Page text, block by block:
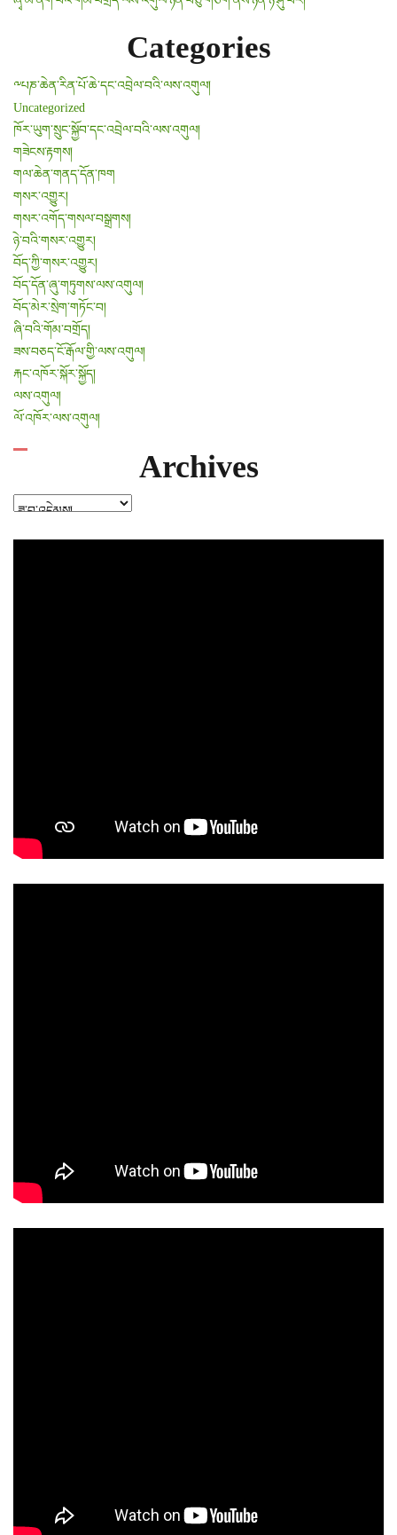
Categories
༸པཎ་ཆེན་རིན་པོ་ཆེ་དང་འབྲེལ་བའི་ལས་འགུལ།
Uncategorized
ཁོར་ཡུག་སྲུང་སྐྱོབ་དང་འབྲེལ་བའི་ལས་འགུལ།
གཟེངས་རྟགས།
གལ་ཆེན་གནད་དོན་ཁག
གསར་འགྱུར།
གསར་འགོད་གསལ་བསྒྲགས།
ཉེ་བའི་གསར་འགྱུར།
བོད་ཀྱི་གསར་འགྱུར།
བོད་དོན་ཞུ་གཏུགས་ལས་འགུལ།
བོད་མེར་སྲེག་གཏོང་བ།
ཞི་བའི་གོམ་བགྲོད།
ཟས་བཅད་ངོ་རྒོལ་གྱི་ལས་འགུལ།
རྐང་འཁོར་སྐོར་སྐྱོད།
ལས་འགུལ།
ལོ་འཁོར་ལས་འགུལ།
Archives
Archives